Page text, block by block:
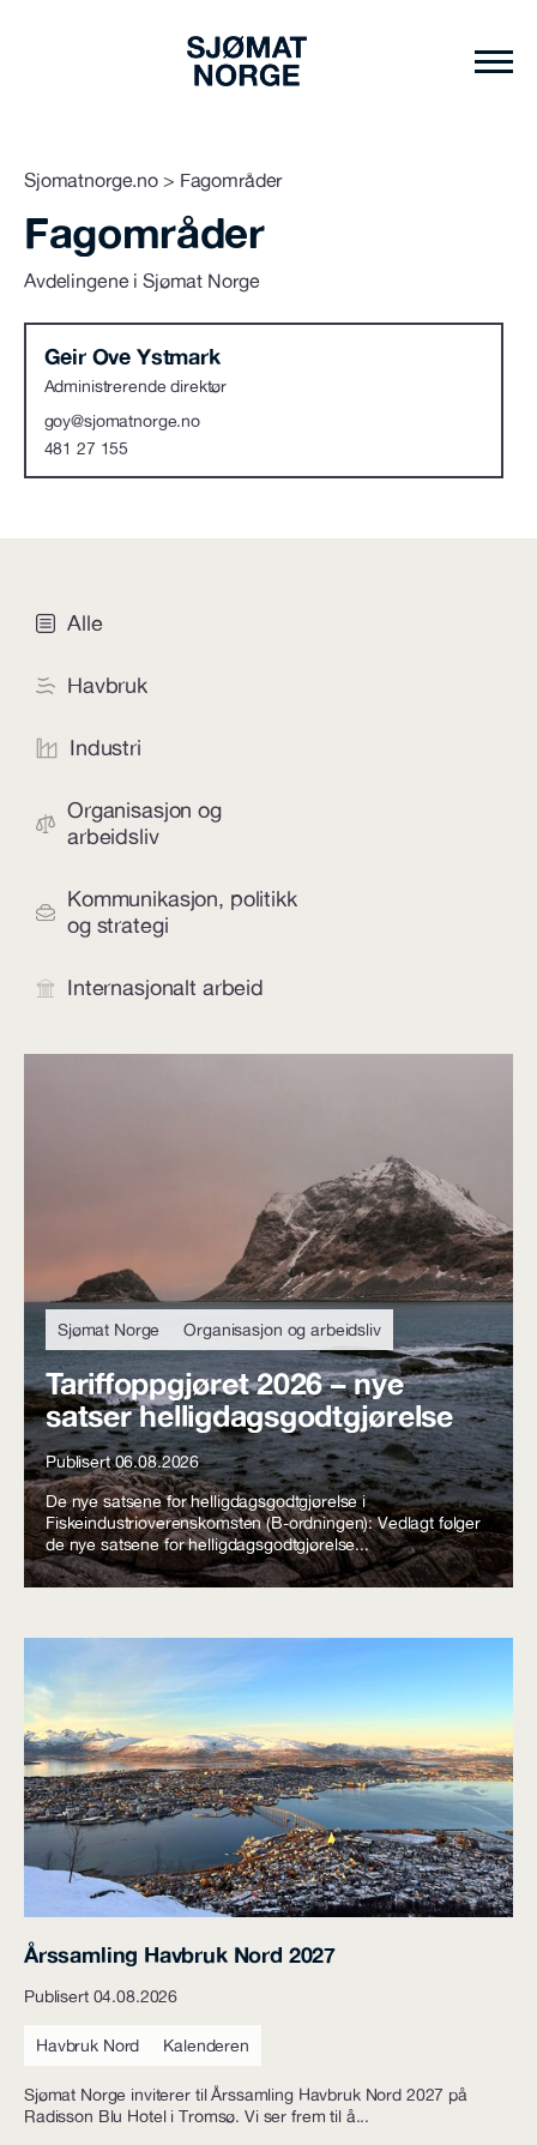
Sjomatnorge.no > Fagområder
Fagområder
Avdelingene i Sjømat Norge
Geir Ove Ystmark
Administrerende direktør
goy@sjomatnorge.no
481 27 155
Alle
Havbruk
Industri
Organisasjon og
arbeidsliv
Kommunikasjon, politikk
og strategi
Internasjonalt arbeid
Sjømat Norge Organisasjon og arbeidsliv
Tariffoppgjøret 2026 – nye
satser helligdagsgodtgjørelse
Publisert 06.08.2026
De nye satsene for helligdagsgodtgjørelse i
Fiskeindustrioverenskomsten (B-ordningen): Vedlagt følger
de nye satsene for helligdagsgodtgjørelse...
Årssamling Havbruk Nord 2027
Publisert 04.08.2026
Havbruk Nord Kalenderen
Sjømat Norge inviterer til Årssamling Havbruk Nord 2027 på
Radisson Blu Hotel i Tromsø. Vi ser frem til å...